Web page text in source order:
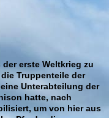
erste Weltkrieg zu
Truppenteile der
Unterabteilung der
hatte, nach
um von hier aus